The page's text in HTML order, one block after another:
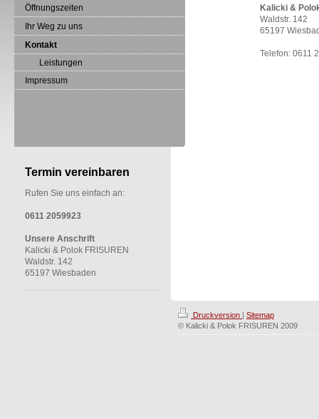
Kalicki &
Waldstr. 142
65197
Telefon: 0611
Öffnungszeiten
Ihr Weg zu uns
Kontakt
Leistungen
Impressum
Termin vereinbaren
Rufen Sie uns einfach an:
0611 2059923
Unsere Anschrift
Kalicki & Polok FRISUREN
Waldstr. 142
65197 Wiesbaden
Druckversion | Sitemap
© Kalicki & Polok FRISUREN 2009